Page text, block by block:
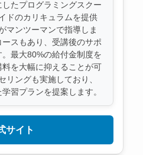
たプログラミングスクー
ドのカリキュラムを提供
マンツーマンで指導しま
スもあり、受講後のサポ
最大80%の給付金制度を
を大幅に抑えることが可
リングも実施しており、
習プランを提案します。
サイト